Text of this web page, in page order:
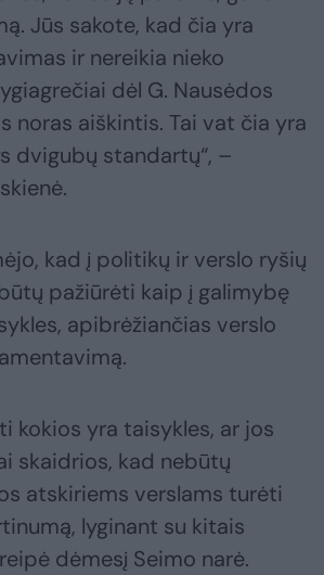
Jūs sakote, kad čia yra
ir nereikia nieko
dėl G. Nausėdos
noras aiškintis. Tai vat čia yra
dvigubų standartų“, –
kad į politikų ir verslo ryšių
pažiūrėti kaip į galimybę
apibrėžiančias verslo
kokios yra taisykles, ar jos
skaidrios, kad nebūtų
atskiriems verslams turėti
lyginant su kitais
dėmesį Seimo narė.